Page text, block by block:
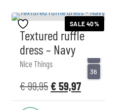
SALE 40%
Textured ruffle
dress – Navy
Nice Things
€99,95€59,97
36